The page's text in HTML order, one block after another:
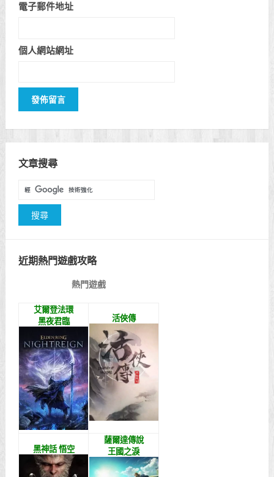
電子郵件地址
個人網站網址
文章搜尋
近期熱門遊戲攻略
熱門遊戲
艾爾登法環
黑夜君臨
活俠傳
黑神話 悟空
薩爾達傳說
王國之淚